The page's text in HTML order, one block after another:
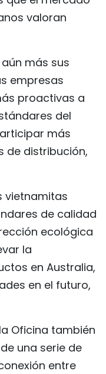
valoran
más sus
empresas
proactivas a
del
más
de distribución,
vietnamitas
de calidad
ecológica
la
en Australia,
en el futuro,
Oficina también
una serie de
entre